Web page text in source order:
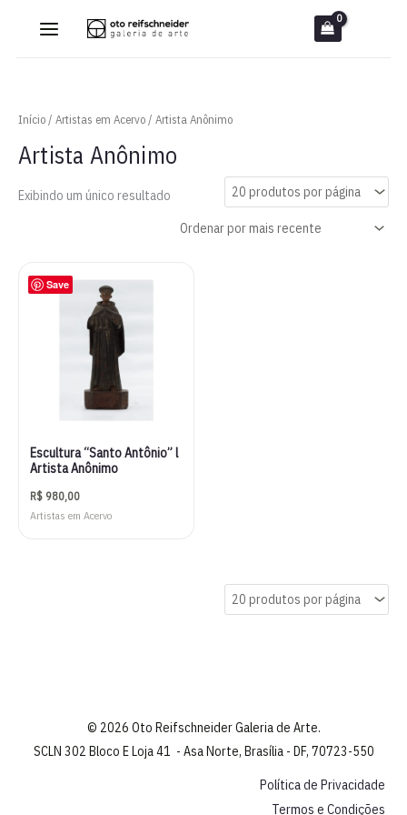
Início/ Artistas em Acervo/ Artista Anônimo
Artista Anônimo
Exibindo um único resultado
Save
Escultura “Santo Antônio” l
Artista Anônimo
R$ 980,00
Artistas em Acervo
© 2026 Oto Reifschneider Galeria de Arte.
SCLN 302 Bloco E Loja 41 - Asa Norte, Brasília - DF, 70723-550
Política de Privacidade
Termos e Condições